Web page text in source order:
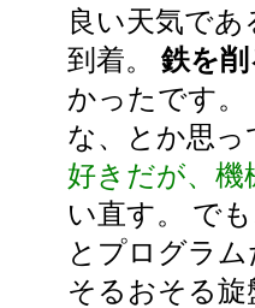
良い天気であ
到着。 鉄を削
かったです
な、とか思っ
好きだが、
い直す。 で
とプログラ
そるおそる